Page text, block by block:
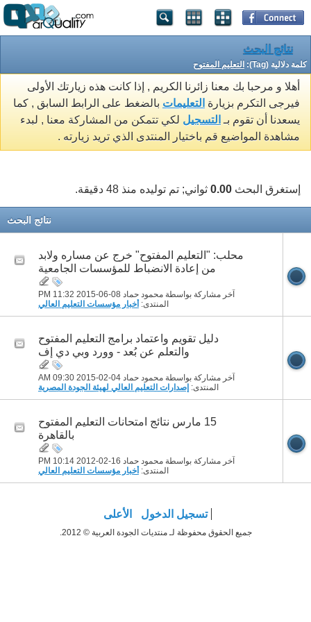
نتائج البحث
كلمة دلالية (Tag): التعليم المفتوح
أهلا و مرحبا بك معنا زائرنا الكريم , إذا كانت هذه زيارتك الأولى
فيرجى التكرم بزيارة التعليمات بالضغط على الرابط السابق , كما
يسعدنا أن تقوم بـ التسجيل لكي تتمكن من المشاركة معنا , لبدء
مشاهدة المواضيع قم باختيار المنتدى الذي تريد زيارته .
إستغرق البحث 0.00 ثواني; تم توليده منذ 48 دقيقة.
نتائج البحث
محلب: "التعليم المفتوح" خرج عن مساره ولابد
من إعادة الانضباط للمؤسسات الجامعية
آخر مشاركة بواسطة محمود حماد 08-06-2015
11:32 PM
المنتدى: أخبار مؤسسات التعليم العالي
دليل تقويم واعتماد برامج التعليم المفتوح
والتعلم عن بُعد - وورد وبي دي إف
آخر مشاركة بواسطة محمود حماد 04-02-2015
09:30 AM
المنتدى: إصدارات التعليم العالي لهيئة الجودة المصرية
15 مارس نتائج امتحانات التعليم المفتوح
بالقاهرة
آخر مشاركة بواسطة محمود حماد 16-02-2012
10:14 PM
المنتدى: أخبار مؤسسات التعليم العالي
تسجيل الدخول الأعلى
جميع الحقوق محفوظة لـ منتديات الجودة العربية © 2012.